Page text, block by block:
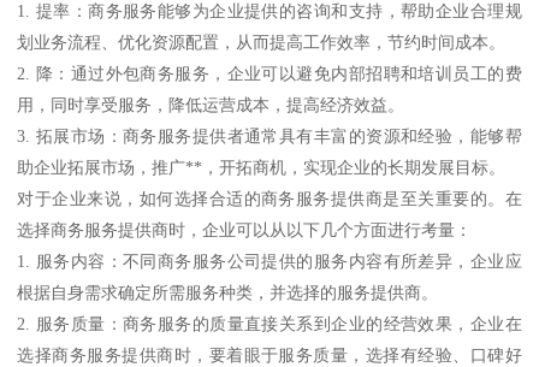
1. 提率：商务服务能够为企业提供的咨询和支持，帮助企业合理规
划业务流程、优化资源配置，从而提高工作效率，节约时间成本。
2. 降：通过外包商务服务，企业可以避免内部招聘和培训员工的费
用，同时享受服务，降低运营成本，提高经济效益。
3. 拓展市场：商务服务提供者通常具有丰富的资源和经验，能够帮
助企业拓展市场，推广**，开拓商机，实现企业的长期发展目标。
对于企业来说，如何选择合适的商务服务提供商是至关重要的。在
选择商务服务提供商时，企业可以从以下几个方面进行考量：
1. 服务内容：不同商务服务公司提供的服务内容有所差异，企业应
根据自身需求确定所需服务种类，并选择的服务提供商。
2. 服务质量：商务服务的质量直接关系到企业的经营效果，企业在
选择商务服务提供商时，要着眼于服务质量，选择有经验、口碑好